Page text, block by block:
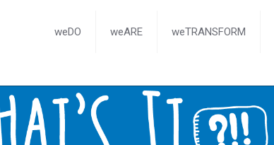
weDO weARE weTRANSFORM